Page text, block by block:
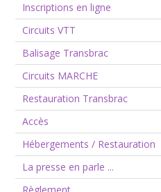
Inscriptions en ligne
Circuits VTT
Balisage Transbrac
Circuits MARCHE
Restauration Transbrac
Accès
Hébergements / Restauration
La presse en parle ...